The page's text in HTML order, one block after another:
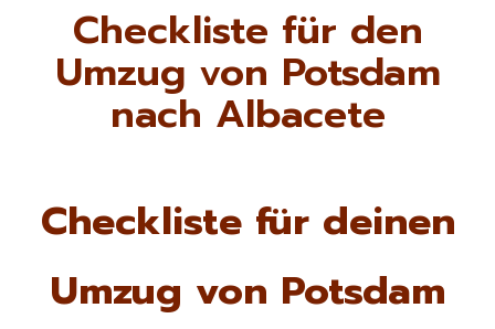
Checkliste für den
Umzug von Potsdam
nach Albacete
Checkliste für deinen
Umzug von Potsdam